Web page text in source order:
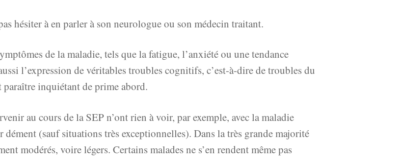
hésiter à en parler à son neurologue ou son médecin traitant.
de la maladie, tels que la fatigue, l’anxiété ou une tendance
l’expression de véritables troubles cognitifs, c’est-à-dire de troubles du
inquiétant de prime abord.
au cours de la SEP n’ont rien à voir, par exemple, avec la maladie
dément (sauf situations très exceptionnelles). Dans la très grande majorité
modérés, voire légers. Certains malades ne s’en rendent même pas